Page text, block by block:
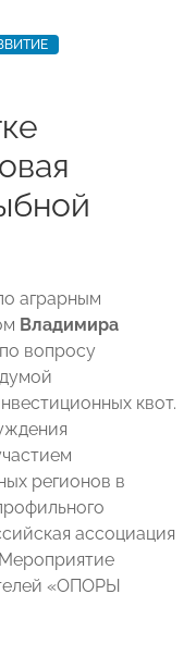
аграрным
Владимира
вопросу
квот.
регионов в
ассоциация
«ОПОРЫ